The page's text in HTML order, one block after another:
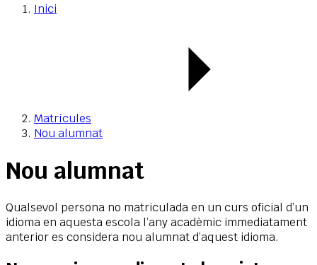
Inici
Matrícules
Nou alumnat
Nou alumnat
Qualsevol persona no matriculada en un curs oficial d’un
idioma en aquesta escola l’any acadèmic immediatament
anterior es considera nou alumnat d’aquest idioma.